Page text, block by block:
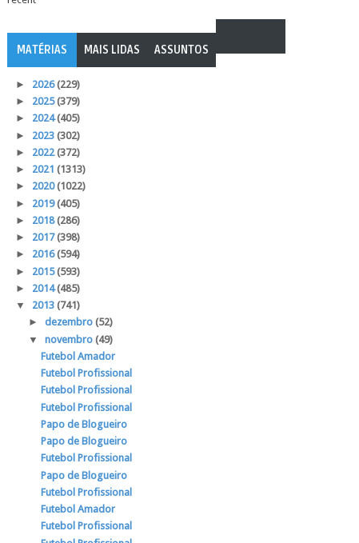
MATÉRIAS MAIS LIDAS ASSUNTOS
► 2026(229)
► 2025(379)
► 2024(405)
► 2023 (302)
► 2022(372)
► 2021 (1313)
► 2020(1022)
► 2019(405)
► 2018(286)
► 2017(398)
► 2016(594)
► 2015(593)
► 2014(485)
▼ 2013 (741)
► dezembro (52)
▼ novembro (49)
Futebol Amador
Futebol Profissional
Futebol Profissional
Futebol Profissional
Papo de Blogueiro
Papo de Blogueiro
Futebol Profissional
Papo de Blogueiro
Futebol Profissional
Futebol Amador
Futebol Profissional